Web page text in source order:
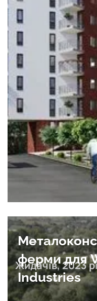
ферми для
Industries
Жидачів, 2023